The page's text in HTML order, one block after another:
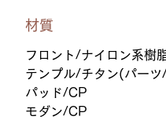
材質
フロント/ナイロン系樹
テンプル/チタン(パー
パッド/CP
モダン/CP